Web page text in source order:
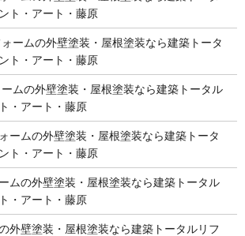
ト・アート・藤原
ームの外壁塗装・屋根塗装なら建築トータ
ト・アート・藤原
ムの外壁塗装・屋根塗装なら建築トータル
・アート・藤原
ームの外壁塗装・屋根塗装なら建築トータ
ト・アート・藤原
ムの外壁塗装・屋根塗装なら建築トータル
・アート・藤原
外壁塗装・屋根塗装なら建築トータルリフ